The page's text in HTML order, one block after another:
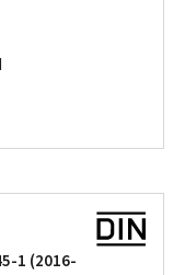
1 (2016-